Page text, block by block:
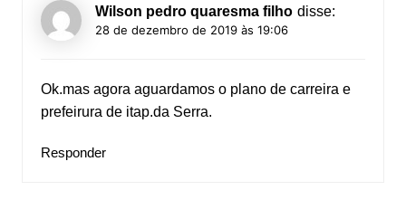
Wilson pedro quaresma filho disse:
28 de dezembro de 2019 às 19:06
Ok.mas agora aguardamos o plano de carreira e
prefeirura de itap.da Serra.
Responder